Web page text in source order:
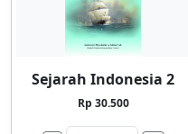
Sejarah Indonesia 2
Rp 30.500